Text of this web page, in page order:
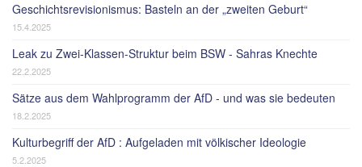
Geschichtsrevisionismus: Basteln an der „zweiten Geburt“
15.4.2025
Leak zu Zwei-Klassen-Struktur beim BSW - Sahras Knechte
22.2.2025
Sätze aus dem Wahlprogramm der AfD - und was sie bedeuten
18.2.2025
Kulturbegriff der AfD : Aufgeladen mit völkischer Ideologie
5.2.2025